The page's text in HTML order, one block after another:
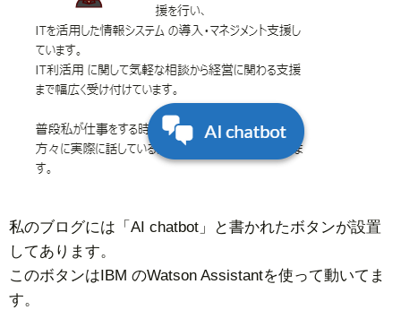
私のブログには「AI chatbot」と書かれたボタンが設置
してあります。
このボタンはIBM のWatson Assistantを使って動いてま
す。